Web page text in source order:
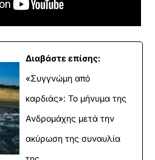
Διαβάστε επίσης:
«Συγγνώμη από
καρδιάς»: Το μήνυμα της
Ανδρομάχης μετά την
ακύρωση της συναυλία